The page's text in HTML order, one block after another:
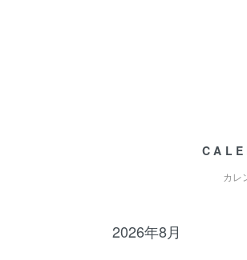
カレ
2026年8月